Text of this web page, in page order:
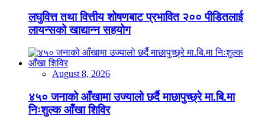
लघुवित्त तथा वित्तीय शोषणबाट प्रभावित २०० पीडितलाई
लायन्सको खाद्यान्न सहयोग
August 8, 2026
४५० जनाको आँखामा उज्यालो छर्दै माछापुच्छ्रे मा.बि.मा
निःशुल्क आँखा शिविर